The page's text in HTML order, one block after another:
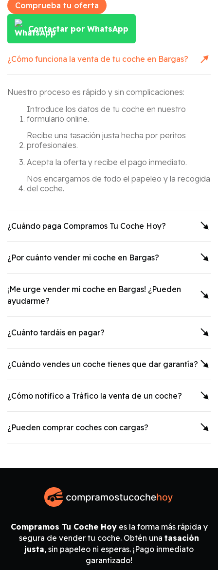
Comprueba tu oferta
Contactar por WhatsApp
¿Cómo funciona la venta de tu coche en Bargas?
Nuestro proceso es rápido y sin complicaciones:
Introduce los datos de tu coche en nuestro
formulario online.
Recibe una tasación justa hecha por peritos
profesionales.
Acepta la oferta y recibe el pago inmediato.
Nos encargamos de todo el papeleo y la recogida
del coche.
¿Cuándo paga Compramos Tu Coche Hoy?
¿Por cuánto vender mi coche en Bargas?
¡Me urge vender mi coche en Bargas! ¿Pueden
ayudarme?
¿Cuánto tardáis en pagar?
¿Cuándo vendes un coche tienes que dar garantía?
¿Cómo notifico a Tráfico la venta de un coche?
¿Pueden comprar coches con cargas?
Compramos Tu Coche Hoyes la forma más rápida y
segura de vender tu coche. Obtén una tasación
justa, sin papeleo ni esperas. ¡Pago inmediato
garantizado!